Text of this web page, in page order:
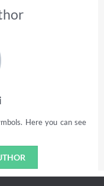
Here you can see